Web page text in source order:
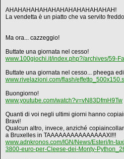
AHAHAHAHAHAHAHAHAHAHAHAHAH!
La vendetta è un piatto che va servito
Ma ora... cazzeggio!
Buttate una giornata nel cesso!
www.100giochi.it/index.php?/archives/59-
Buttate una giornata nel cesso... pheega
www.rivelazioni.com/flash/
Buongiorno!
www.youtube.com/watch?v=vN83DfmH9Tw
Quanti di voi negli ultimi giorni hanno
Bravi!
Qualcun altro, invece, anziché
a Bruxelles in TAAAAAAAAAAAAAAAXI!!!
www.adnkronos.com/IGN/News/Esteri/In-
3800-euro-per-Cleese-dei-Monty-